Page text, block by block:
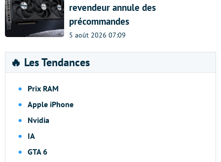
revendeur annule des
précommandes
5 août 2026 07:09
🔥 Les Tendances
Prix RAM
Apple iPhone
Nvidia
IA
GTA 6